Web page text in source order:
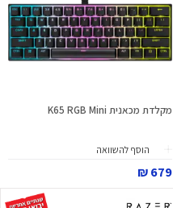
מקלדת מכאנית K65 RGB Mini
הוסף להשוואה
679 ₪